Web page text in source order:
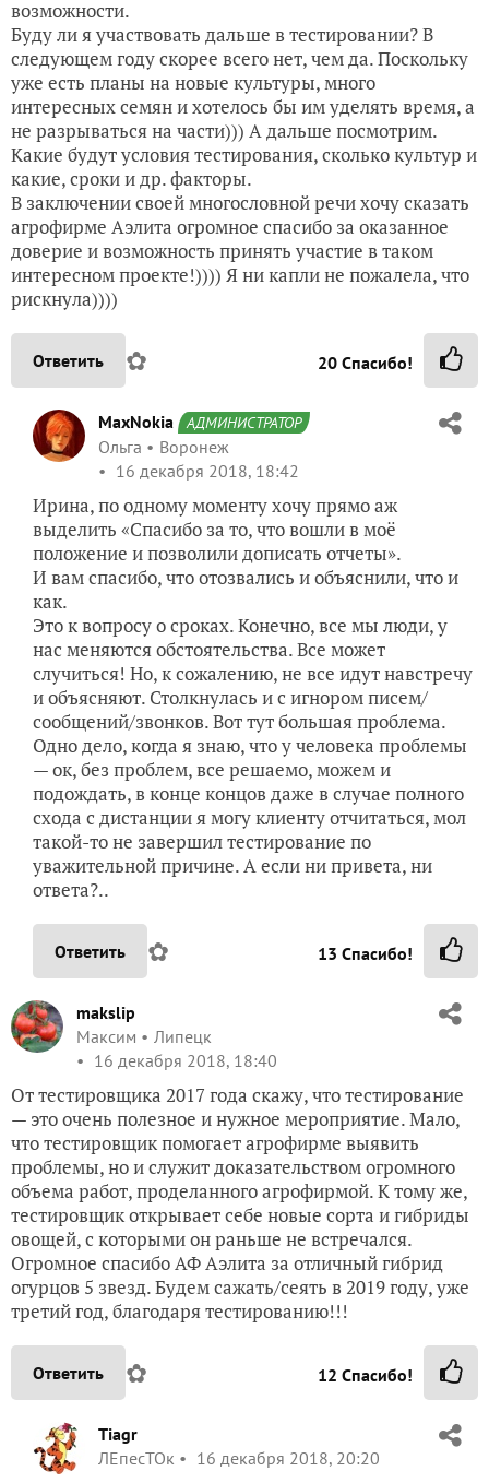
возможности.
Буду ли я участвовать дальше в тестировании? В
следующем году скорее всего нет, чем да. Поскольку
уже есть планы на новые культуры, много
интересных семян и хотелось бы им уделять время, а
не разрываться на части))) А дальше посмотрим.
Какие будут условия тестирования, сколько культур и
какие, сроки и др. факторы.
В заключении своей многословной речи хочу сказать
агрофирме Аэлита огромное спасибо за оказанное
доверие и возможность принять участие в таком
интересном проекте!)))) Я ни капли не пожалела, что
рискнула))))
Ответить ✿ 20 Спасибо!
MaxNokia АДМИНИСТРАТОР
Ольга
Воронеж
16 декабря 2018, 18:42
Ирина, по одному моменту хочу прямо аж
выделить «Спасибо за то, что вошли в моё
положение и позволили дописать отчеты».
И вам спасибо, что отозвались и объяснили, что и
как.
Это к вопросу о сроках. Конечно, все мы люди, у
нас меняются обстоятельства. Все может
случиться! Но, к сожалению, не все идут навстречу
и объясняют. Столкнулась и с игнором писем/
сообщений/звонков. Вот тут большая проблема.
Одно дело, когда я знаю, что у человека проблемы
— ок, без проблем, все решаемо, можем и
подождать, в конце концов даже в случае полного
схода с дистанции я могу клиенту отчитаться, мол
такой-то не завершил тестирование по
уважительной причине. А если ни привета, ни
ответа?..
Ответить ✿ 13 Спасибо!
makslip
Максим
Липецк
16 декабря 2018, 18:40
От тестировщика 2017 года скажу, что тестирование
— это очень полезное и нужное мероприятие. Мало,
что тестировщик помогает агрофирме выявить
проблемы, но и служит доказательством огромного
объема работ, проделанного агрофирмой. К тому же,
тестировщик открывает себе новые сорта и гибриды
овощей, с которыми он раньше не встречался.
Огромное спасибо АФ Аэлита за отличный гибрид
огурцов 5 звезд. Будем сажать/сеять в 2019 году, уже
третий год, благодаря тестированию!!!
Ответить ✿ 12 Спасибо!
Tiagr
ЛЕпесТОк
16 декабря 2018, 20:20